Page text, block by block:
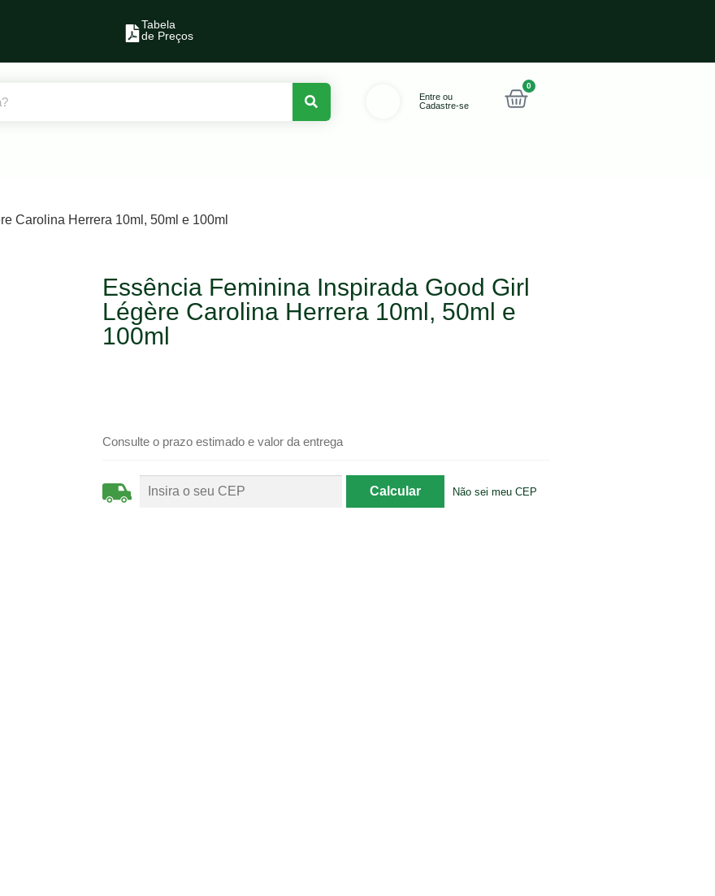
Tabela
de Preços
Entre ou
Cadastre-se
0
Carolina Herrera 10ml, 50ml e 100ml
Essência Feminina Inspirada Good Girl
Légère Carolina Herrera 10ml, 50ml e
100ml
Consulte o prazo estimado e valor da entrega
Não sei meu CEP